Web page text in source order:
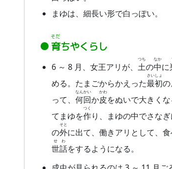
まゆは、細長い形で白っぽい。
育
そだ
ちやくらし
6 ～ 8 月、女王アリが、 土
つち
の中
なか
に
める。たまごからかえった最
さい
初
しょ
って、 何
なん
回
かい
か皮
かわ
をぬいで大きくな
てまゆを作
つく
り、まゆの中でさな
の外
そと
に出て、働きアリとして、
世
せ
話
わ
をするようになる。